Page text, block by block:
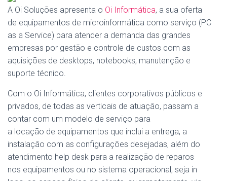
A Oi Soluções apresenta o Oi Informática, a sua oferta
de equipamentos de microinformática como serviço (PC
as a Service) para atender a demanda das grandes
empresas por gestão e controle de custos com as
aquisições de desktops, notebooks, manutenção e
suporte técnico.
Com o Oi Informática, clientes corporativos públicos e
privados, de todas as verticais de atuação, passam a
contar com um modelo de serviço para
a locação de equipamentos que inclui a entrega, a
instalação com as configurações desejadas, além do
atendimento help desk para a realização de reparos
nos equipamentos ou no sistema operacional, seja in